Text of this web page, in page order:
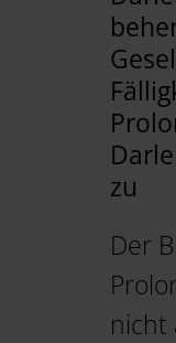
zu
Der
nicht